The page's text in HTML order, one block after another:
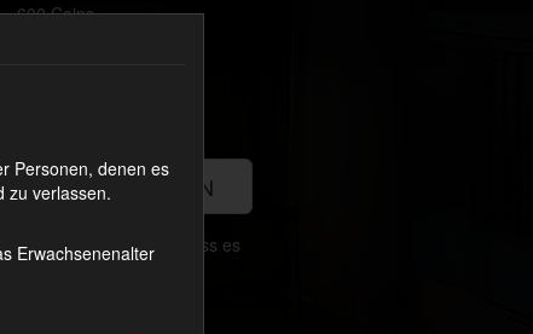
600 Coins
JETZT KAUFEN
ich nicht wusste war, dass es
Jungs dort war ich
Personen, denen es
zu verlassen.
Erwachsenenalter